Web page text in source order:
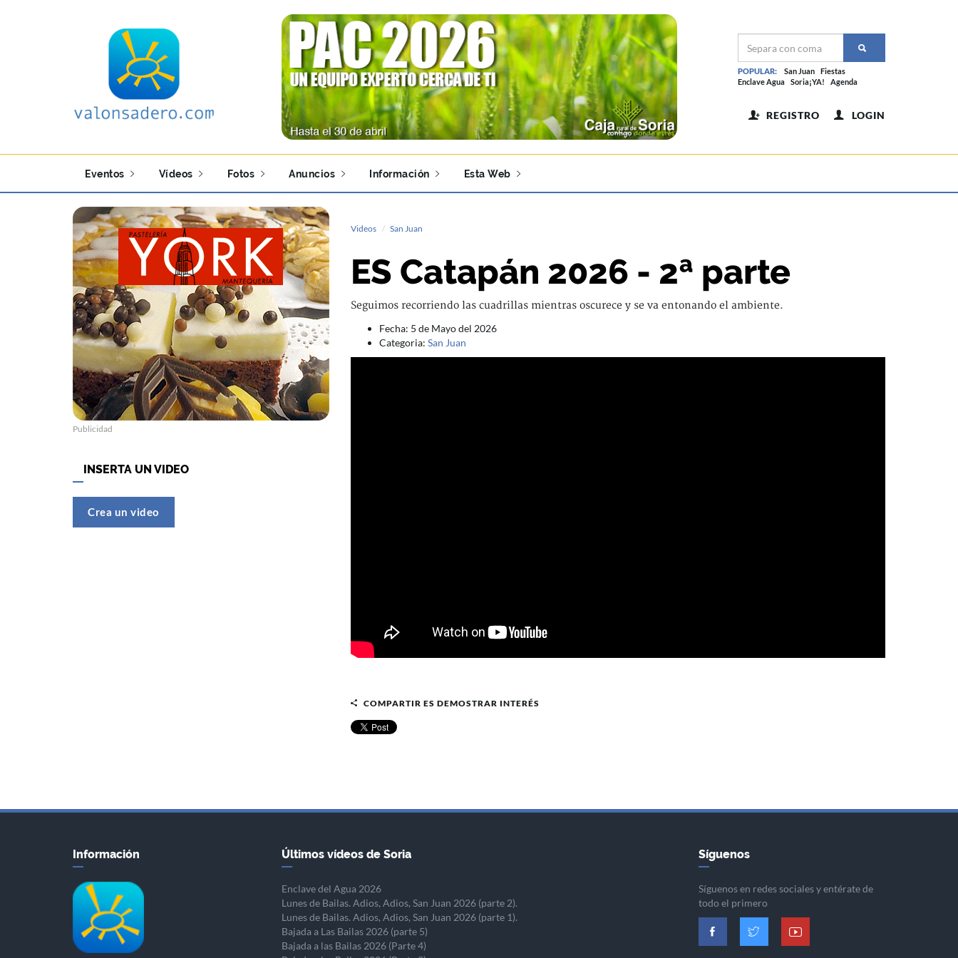
POPULAR: San Juan
Fiestas
Enclave Agua
Soria¡YA! Agenda
REGISTRO LOGIN
Eventos Vídeos Fotos Anuncios Información Esta Web
Videos San Juan
ES Catapán 2026 - 2ª parte
Seguimos recorriendo las cuadrillas mientras oscurece y se va entonando el ambiente.
Fecha: 5 de Mayo del 2026
Categoria: San Juan
COMPARTIR ES DEMOSTRAR INTERÉS
Publicidad
INSERTA UN VIDEO
Crea un video
Información Últimos vídeos de Soria
Enclave del Agua 2026
Lunes de Bailas. Adios, Adios, San Juan 2026 (parte 2).
Lunes de Bailas. Adios, Adios, San Juan 2026 (parte 1).
Bajada a Las Bailas 2026 (parte 5)
Bajada a las Bailas 2026 (Parte 4)
Síguenos
Síguenos en redes sociales y entérate de
todo el primero